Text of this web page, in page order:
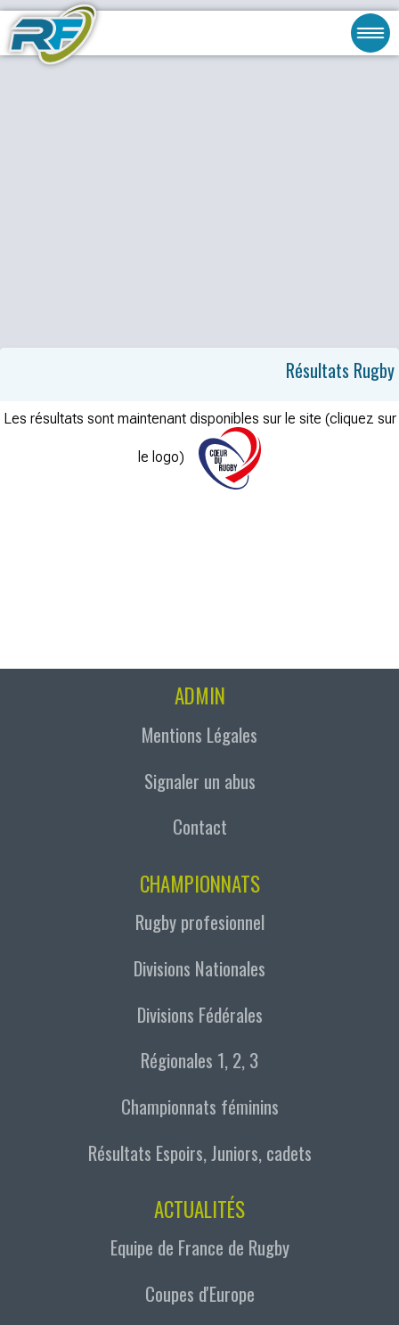
Résultats Rugby
Les résultats sont maintenant disponibles sur le site (cliquez sur
le logo)
ADMIN
Mentions Légales
Signaler un abus
Contact
CHAMPIONNATS
Rugby profesionnel
Divisions Nationales
Divisions Fédérales
Régionales 1, 2, 3
Championnats féminins
Résultats Espoirs, Juniors, cadets
ACTUALITÉS
Equipe de France de Rugby
Coupes d'Europe